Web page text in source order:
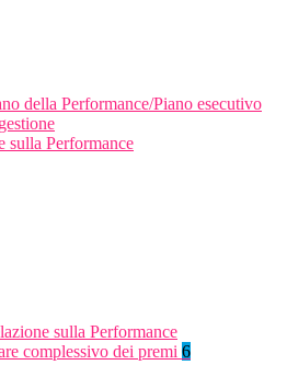
della Performance/Piano esecutivo
sulla Performance
sulla Performance
complessivo dei premi 6